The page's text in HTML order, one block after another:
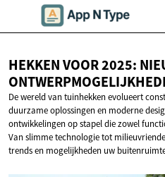
HEKKEN VOOR 2025:
De wereld van tuinhekken evolueert
duurzame oplossingen en moderne
ontwikkelingen op stapel die zowel
Van slimme technologie tot
trends en mogelijkheden uw